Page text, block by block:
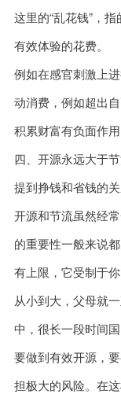
这里的“乱花钱”，
有效体验的花费。
例如在感官刺激上
动消费，例如超出
积累财富有负面作
四、开源永远大于
提到挣钱和省钱的
开源和节流虽然经
的重要性一般来说
有上限，它受制于
从小到大，父母就
中，很长一段时间
要做到有效开源，
担极大的风险。在